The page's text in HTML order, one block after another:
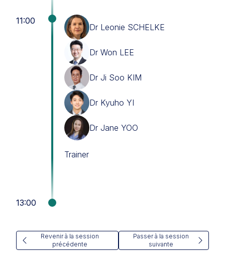
11:00
Dr Leonie SCHELKE
Dr Won LEE
Dr Ji Soo KIM
Dr Kyuho YI
Dr Jane YOO
Trainer
13:00
Revenir à la session
précédente
Passer à la session
suivante